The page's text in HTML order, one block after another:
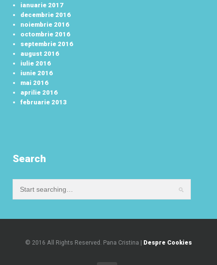
ianuarie 2017
decembrie 2016
noiembrie 2016
octombrie 2016
septembrie 2016
august 2016
iulie 2016
iunie 2016
mai 2016
aprilie 2016
februarie 2013
Search
© 2016 All Rights Reserved. Pana Cristina | Despre Cookies